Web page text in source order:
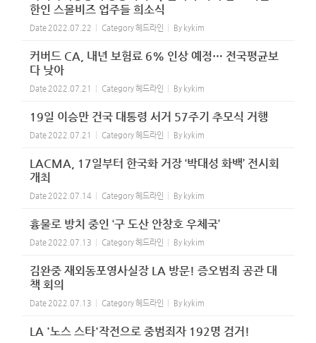
한인 스몰비즈 업주들 희소식
Date 2022.07.22 Category헤드라인 By kykim
커버드 CA, 내년 보험료 6% 인상 예정… 전국평균보
다 낮아
Date 2022.07.21 Category헤드라인 By kykim
19일 이승만 건국 대통령 서거 57주기 추모식 거행
Date 2022.07.21 Category헤드라인 By kykim
LACMA, 17일부터 한국화 거장 ‘박대성 화백’ 전시회
개최
Date 2022.07.14 Category헤드라인 By kykim
흉물로 방치 중인 ‘구 도산 안창호 우체국’
Date 2022.07.13 Category헤드라인 By kykim
김완중 재외동포영사실장 LA 방문! 증오범죄 공관 대
책 회의
Date 2022.07.13 Category헤드라인 By kykim
LA '노스 스타'작전으로 중범죄자 192명 검거!